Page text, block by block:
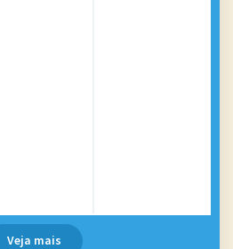
Veja mais